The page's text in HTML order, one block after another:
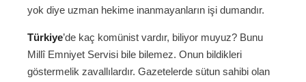
yok diye uzman hekime inanmayanların işi dumandır.
Türkiye’de kaç komünist vardır, biliyor muyuz? Bunu
Millî Emniyet Servisi bile bilemez. Onun bildikleri
göstermelik zavallılardır. Gazetelerde sütun sahibi olan